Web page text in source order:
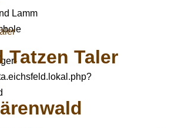
Tatzen Taler
Lamm